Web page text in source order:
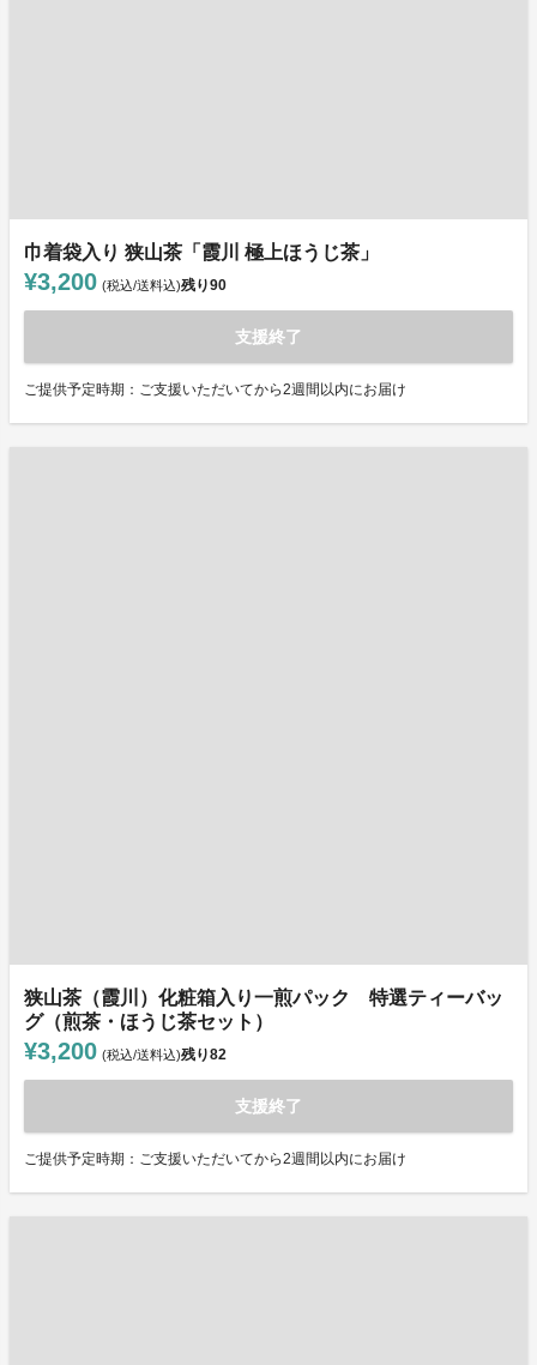
巾着袋入り 狭山茶「霞川 極上ほうじ茶」
¥3,200 (税込/送料込)残り90
支援終了
ご提供予定時期：ご支援いただいてから2週間以内にお届け
狭山茶（霞川）化粧箱入り一煎パック 特選ティーバッ
グ（煎茶・ほうじ茶セット）
¥3,200 (税込/送料込)残り82
支援終了
ご提供予定時期：ご支援いただいてから2週間以内にお届け